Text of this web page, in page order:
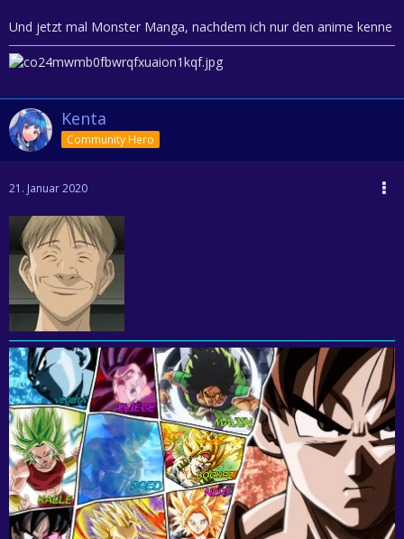
Und jetzt mal Monster Manga, nachdem ich nur den anime kenne
Kenta
Community Hero
21. Januar 2020